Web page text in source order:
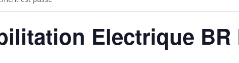
Electrique BR